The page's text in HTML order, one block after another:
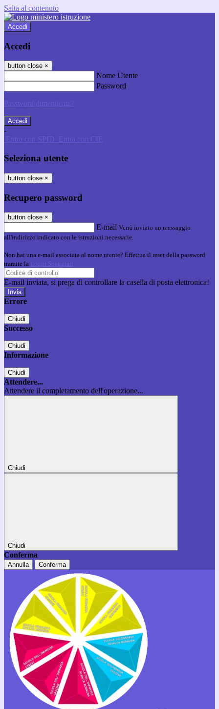
Salta al contenuto
Accedi
Accedi
button close ×
Nome Utente
Password
Password dimenticata?
-
Entra con SPID Entra con CIE
Seleziona utente
button close ×
Recupero password
button close ×
E-mail Verrà inviato un messaggio
all'indirizzo indicato con le istruzioni necessarie.
Non hai una e-mail associata al nome utente? Effettua il reset della password
tramite la Login Spaggiari
E-mail inviata, si prega di controllare la casella di posta elettronica!
Errore
Chiudi
Successo
Chiudi
Informazione
Chiudi
Attendere...
Attendere il completamento dell'operazione...
Chiudi
Chiudi
Conferma
Annulla Conferma